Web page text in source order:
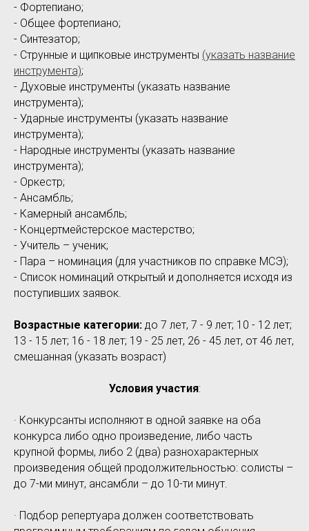
- Фортепиано;
- Общее фортепиано;
- Синтезатор;
- Струнные и щипковые инструменты (указать название
инструмента);
- Духовые инструменты (указать название
инструмента);
- Ударные инструменты (указать название
инструмента);
- Народные инструменты (указать название
инструмента);
- Оркестр;
- Ансамбль;
- Камерный ансамбль;
- Концертмейстерское мастерство;
- Учитель – ученик;
- Пара – номинация (для участников по справке МСЭ);
- Список номинаций открытый и дополняется исходя из
поступивших заявок.
Возрастные категории: до 7 лет, 7 - 9 лет; 10 - 12 лет;
13 - 15 лет; 16 - 18 лет; 19 - 25 лет, 26 - 45 лет, от 46 лет,
смешанная (указать возраст)
Условия участия:
· Конкурсанты исполняют в одной заявке на оба
конкурса либо одно произведение, либо часть
крупной формы, либо 2 (два) разнохарактерных
произведения общей продолжительностью: солисты –
до 7-ми минут, ансамбли – до 10-ти минут.
· Подбор репертуара должен соответствовать